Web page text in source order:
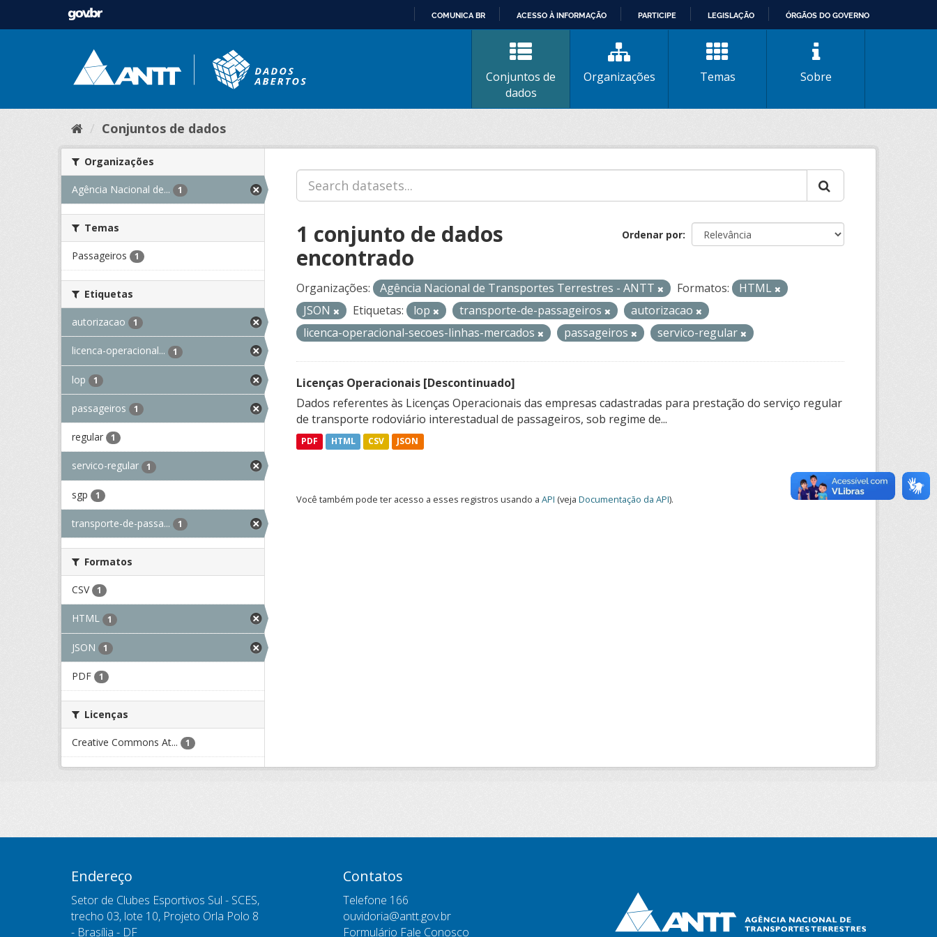
CONTEÚDO
COMUNICA BR ACESSO À INFORMAÇÃO PARTICIPE LEGISLAÇÃO ÓRGÃOS DO GOVERNO
Conjuntos de
dados
Organizações Temas Sobre
Conjuntos de dados
Organizações
Agência Nacional de... 1
Temas
Passageiros 1
Etiquetas
autorizacao 1
licenca-operacional... 1
lop 1
passageiros 1
regular 1
servico-regular 1
sgp 1
transporte-de-passa... 1
Formatos
CSV 1
HTML 1
JSON 1
PDF 1
Licenças
Creative Commons At... 1
Ordenar por
1 conjunto de dados
encontrado
Organizações: Agência Nacional de Transportes Terrestres - ANTT Formatos:
HTML
JSON
Etiquetas: lop transporte-de-passageiros
autorizacao
licenca-operacional-secoes-linhas-mercados
passageiros servico-regular
Licenças Operacionais [Descontinuado]
Dados referentes às Licenças Operacionais das empresas cadastradas para prestação do serviço regular
de transporte rodoviário interestadual de passageiros, sob regime de...
PDF HTML CSV JSON
Você também pode ter acesso a esses registros usando a API (veja Documentação da API).
Endereço
Setor de Clubes Esportivos Sul - SCES,
trecho 03, lote 10, Projeto Orla Polo 8
- Brasília - DF
Contatos
Telefone 166
ouvidoria@antt.gov.br
Formulário Fale Conosco